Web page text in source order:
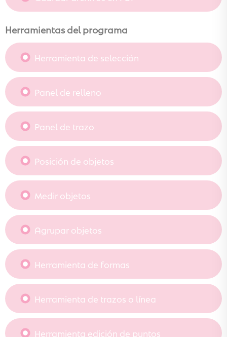
Herramientas del programa
Herramienta de selección
Panel de relleno
Panel de trazo
Posición de objetos
Medir objetos
Agrupar objetos
Herramienta de formas
Herramienta de trazos o línea
Herramienta edición de puntos